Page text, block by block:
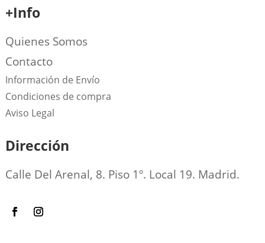
+Info
Quienes Somos
Contacto
Información de Envío
Condiciones de compra
Aviso Legal
Dirección
Calle Del Arenal, 8. Piso 1º. Local 19. Madrid.